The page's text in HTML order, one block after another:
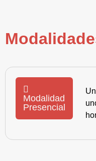
Modalidad
Presencial
Un